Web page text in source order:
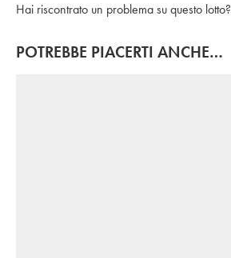
Hai riscontrato un problema su questo lotto?
POTREBBE PIACERTI ANCHE…